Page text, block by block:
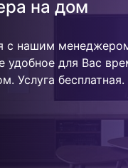
на дом
с нашим
удобное для Вас
Услуга бесплатная.